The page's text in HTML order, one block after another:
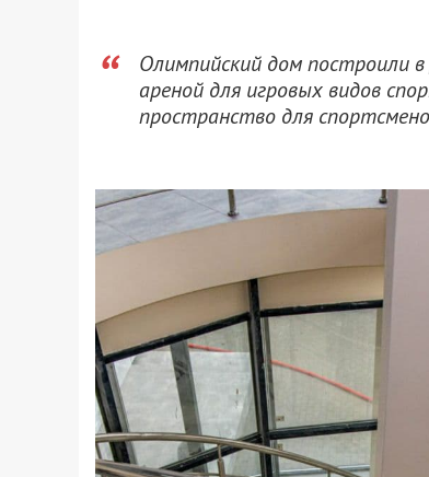
Олимпийский дом построили
ареной для игровых видов
пространство для